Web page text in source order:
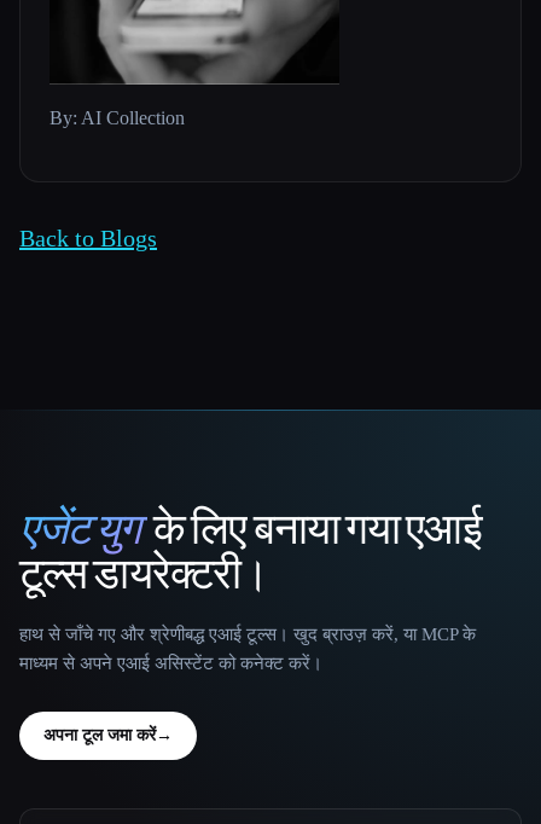
By: AI Collection
Back to Blogs
That AI Collection
एजेंट युगके लिए बनाया गया एआई
टूल्स डायरेक्टरी।
हाथ से जाँचे गए और श्रेणीबद्ध एआई टूल्स। खुद ब्राउज़ करें, या MCP के
माध्यम से अपने एआई असिस्टेंट को कनेक्ट करें।
अपना टूल जमा करें→